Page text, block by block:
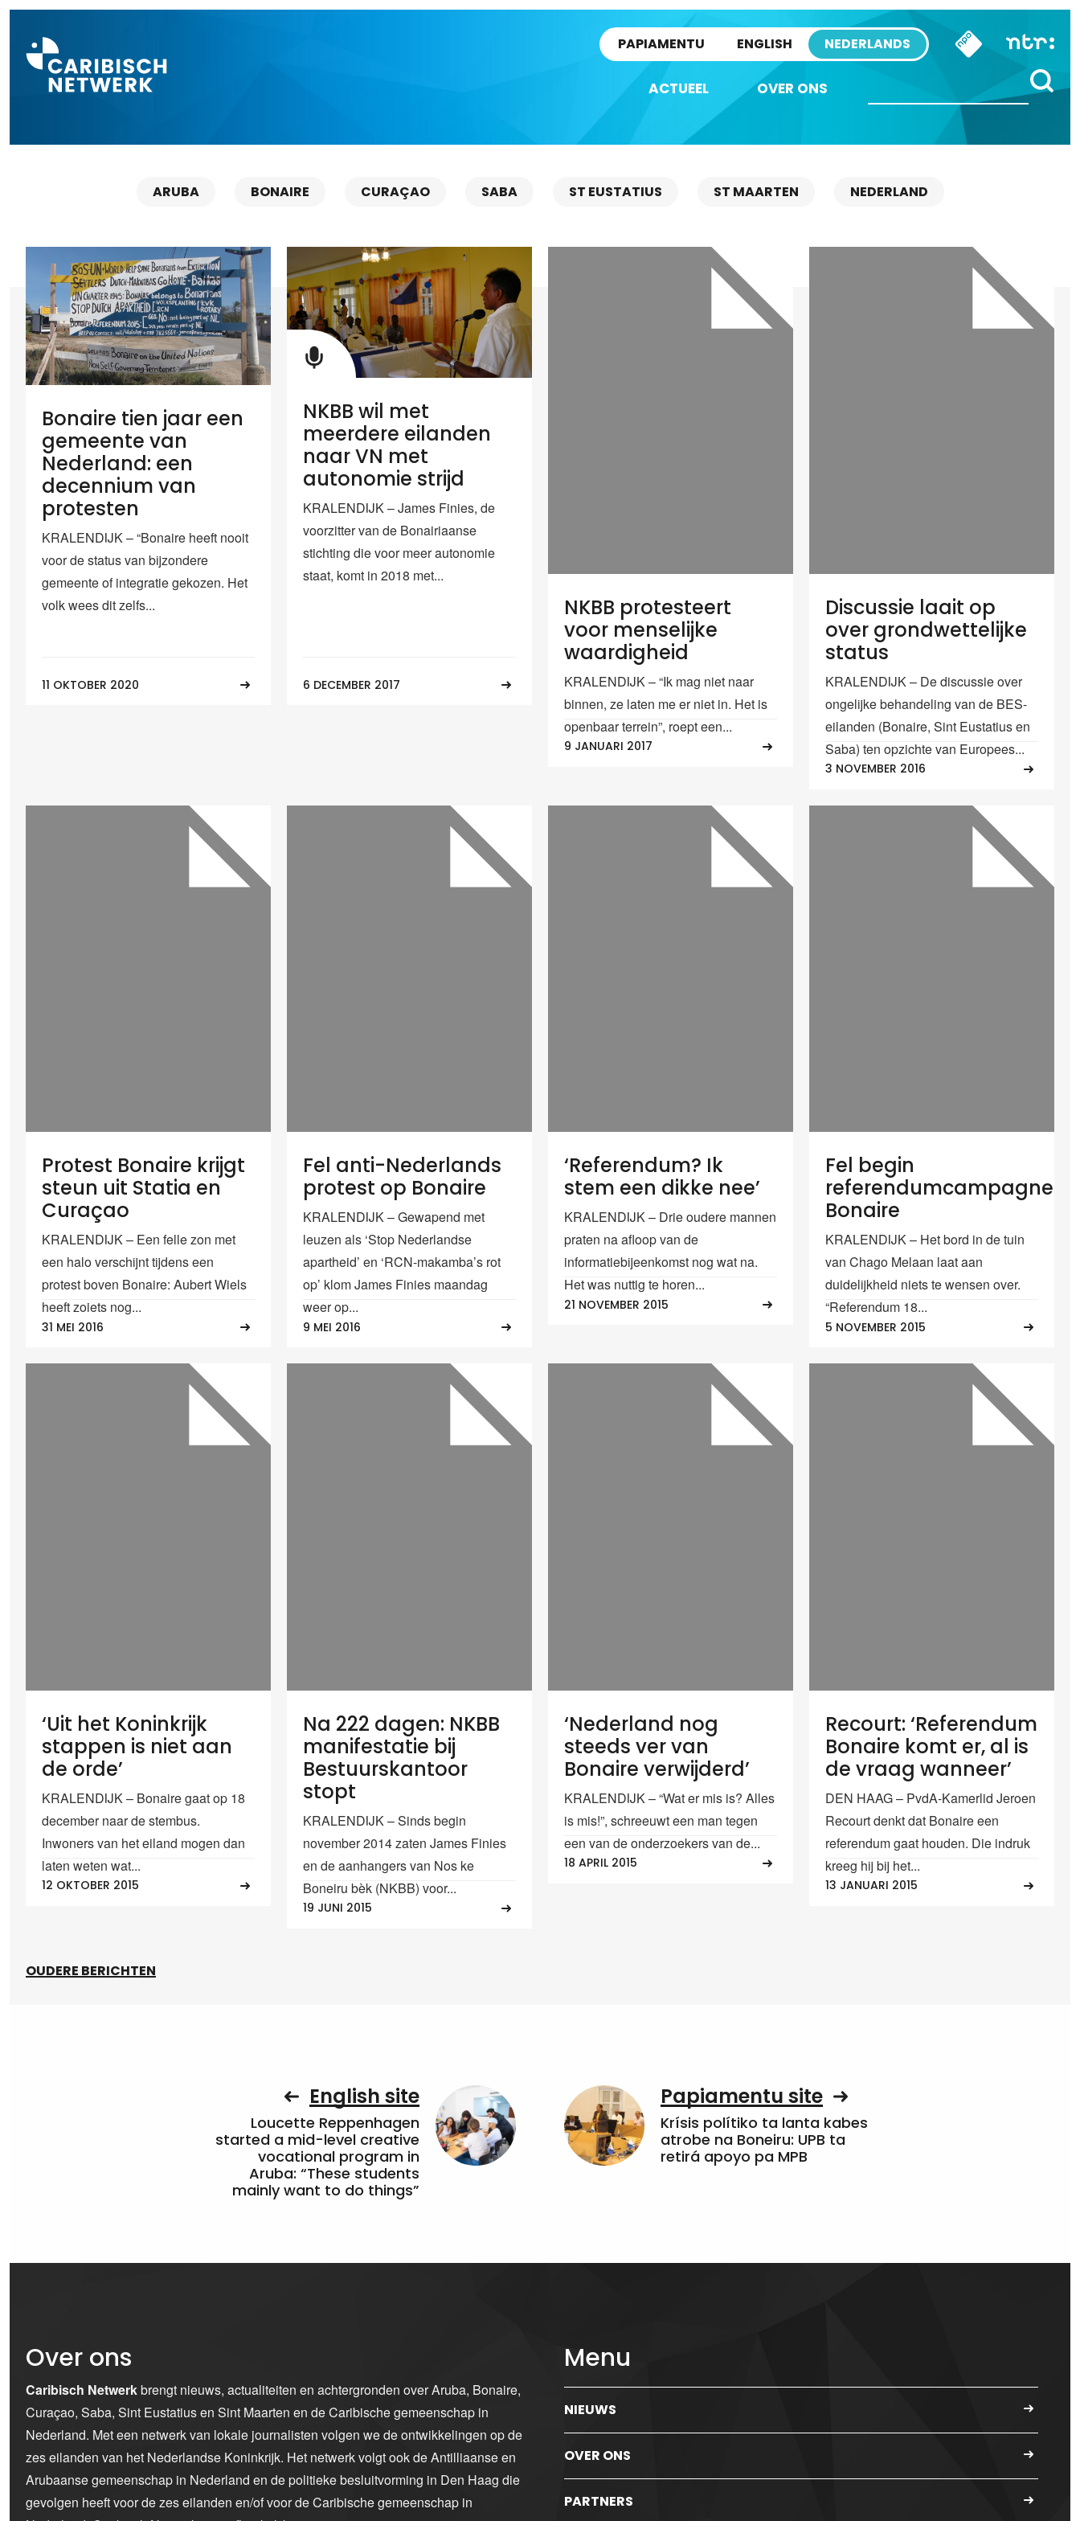
PAPIAMENTU ENGLISH NEDERLANDS
ACTUEEL OVER ONS
ARUBA BONAIRE CURAÇAO SABA ST EUSTATIUS ST MAARTEN NEDERLAND
Bonaire tien jaar een
gemeente van
Nederland: een
decennium van
protesten
KRALENDIJK – “Bonaire heeft nooit
voor de status van bijzondere
gemeente of integratie gekozen. Het
volk wees dit zelfs...
11 OKTOBER 2020
NKBB wil met
meerdere eilanden
naar VN met
autonomie strijd
KRALENDIJK – James Finies, de
voorzitter van de Bonairiaanse
stichting die voor meer autonomie
staat, komt in 2018 met...
6 DECEMBER 2017
NKBB protesteert
voor menselijke
waardigheid
KRALENDIJK – “Ik mag niet naar
binnen, ze laten me er niet in. Het is
openbaar terrein”, roept een...
9 JANUARI 2017
Discussie laait op
over grondwettelijke
status
KRALENDIJK – De discussie over
ongelijke behandeling van de BES-
eilanden (Bonaire, Sint Eustatius en
Saba) ten opzichte van Europees...
3 NOVEMBER 2016
Protest Bonaire krijgt
steun uit Statia en
Curaçao
KRALENDIJK – Een felle zon met
een halo verschijnt tijdens een
protest boven Bonaire: Aubert Wiels
heeft zoiets nog...
31 MEI 2016
Fel anti-Nederlands
protest op Bonaire
KRALENDIJK – Gewapend met
leuzen als ‘Stop Nederlandse
apartheid’ en ‘RCN-makamba’s rot
op’ klom James Finies maandag
weer op...
9 MEI 2016
‘Referendum? Ik
stem een dikke nee’
KRALENDIJK – Drie oudere mannen
praten na afloop van de
informatiebijeenkomst nog wat na.
Het was nuttig te horen...
21 NOVEMBER 2015
Fel begin
referendumcampagne
Bonaire
KRALENDIJK – Het bord in de tuin
van Chago Melaan laat aan
duidelijkheid niets te wensen over.
“Referendum 18...
5 NOVEMBER 2015
‘Uit het Koninkrijk
stappen is niet aan
de orde’
KRALENDIJK – Bonaire gaat op 18
december naar de stembus.
Inwoners van het eiland mogen dan
laten weten wat...
12 OKTOBER 2015
Na 222 dagen: NKBB
manifestatie bij
Bestuurskantoor
stopt
KRALENDIJK – Sinds begin
november 2014 zaten James Finies
en de aanhangers van Nos ke
Boneiru bèk (NKBB) voor...
19 JUNI 2015
‘Nederland nog
steeds ver van
Bonaire verwijderd’
KRALENDIJK – “Wat er mis is? Alles
is mis!”, schreeuwt een man tegen
een van de onderzoekers van de...
18 APRIL 2015
Recourt: ‘Referendum
Bonaire komt er, al is
de vraag wanneer’
DEN HAAG – PvdA-Kamerlid Jeroen
Recourt denkt dat Bonaire een
referendum gaat houden. Die indruk
kreeg hij bij het...
13 JANUARI 2015
OUDERE BERICHTEN
English site
Loucette Reppenhagen
started a mid-level creative
vocational program in
Aruba: “These students
mainly want to do things”
Papiamentu site
Krísis polítiko ta lanta kabes
atrobe na Boneiru: UPB ta
retirá apoyo pa MPB
Over ons
Caribisch Netwerkbrengt nieuws, actualiteiten en achtergronden over Aruba, Bonaire,
Curaçao, Saba, Sint Eustatius en Sint Maarten en de Caribische gemeenschap in
Nederland. Met een netwerk van lokale journalisten volgen we de ontwikkelingen op de
zes eilanden van het Nederlandse Koninkrijk. Het netwerk volgt ook de Antilliaanse en
Arubaanse gemeenschap in Nederland en de politieke besluitvorming in Den Haag die
gevolgen heeft voor de zes eilanden en/of voor de Caribische gemeenschap in
Menu
NIEUWS
OVER ONS
PARTNERS